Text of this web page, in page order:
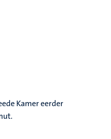
Kamer eerder